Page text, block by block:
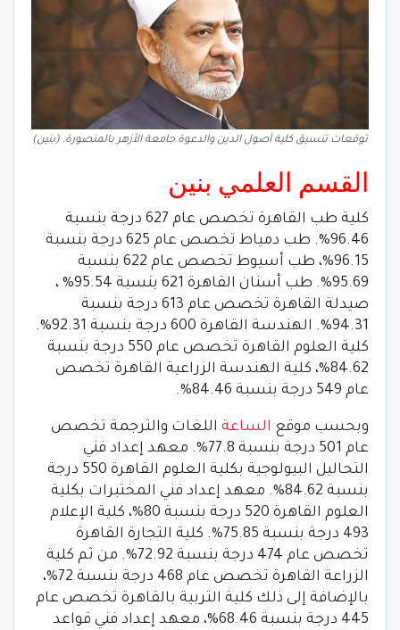
توقعات تنسيق كلية أصول الدين والدعوة جامعة الأزهر بالمنصورة. (بنين)
القسم العلمي بنين
كلية طب القاهرة تخصص عام 627 درجة بنسبة
96.46%. طب دمياط تخصص عام 625 درجة بنسبة
96.15%، طب أسيوط تخصص عام 622 بنسبة
95.69%. طب أسنان القاهرة 621 بنسبة 95.54% ،
صيدلة القاهرة تخصص عام 613 درجة بنسبة
94.31%. الهندسة القاهرة 600 درجة بنسبة 92.31%.
كلية العلوم القاهرة تخصص عام 550 درجة بنسبة
84.62%، كلية الهندسة الزراعية القاهرة تخصص
عام 549 درجة بنسبة 84.46%.
وبحسب موقع الساعة اللغات والترجمة تخصص
عام 501 درجة بنسبة 77.8%. معهد إعداد فني
التحاليل البيولوجية بكلية العلوم القاهرة 550 درجة
بنسبة 84.62%. معهد إعداد فني المختبرات بكلية
العلوم القاهرة 520 درجة بنسبة 80%، كلية الإعلام
493 درجة بنسبة 75.85%. كلية التجارة القاهرة
تخصص عام 474 درجة بنسبة 72.92%. من ثم كلية
الزراعة القاهرة تخصص عام 468 درجة بنسبة 72%،
بالإضافة إلى ذلك كلية التربية بالقاهرة تخصص عام
445 درجة بنسبة 68.46%، معهد إعداد فني قواعد